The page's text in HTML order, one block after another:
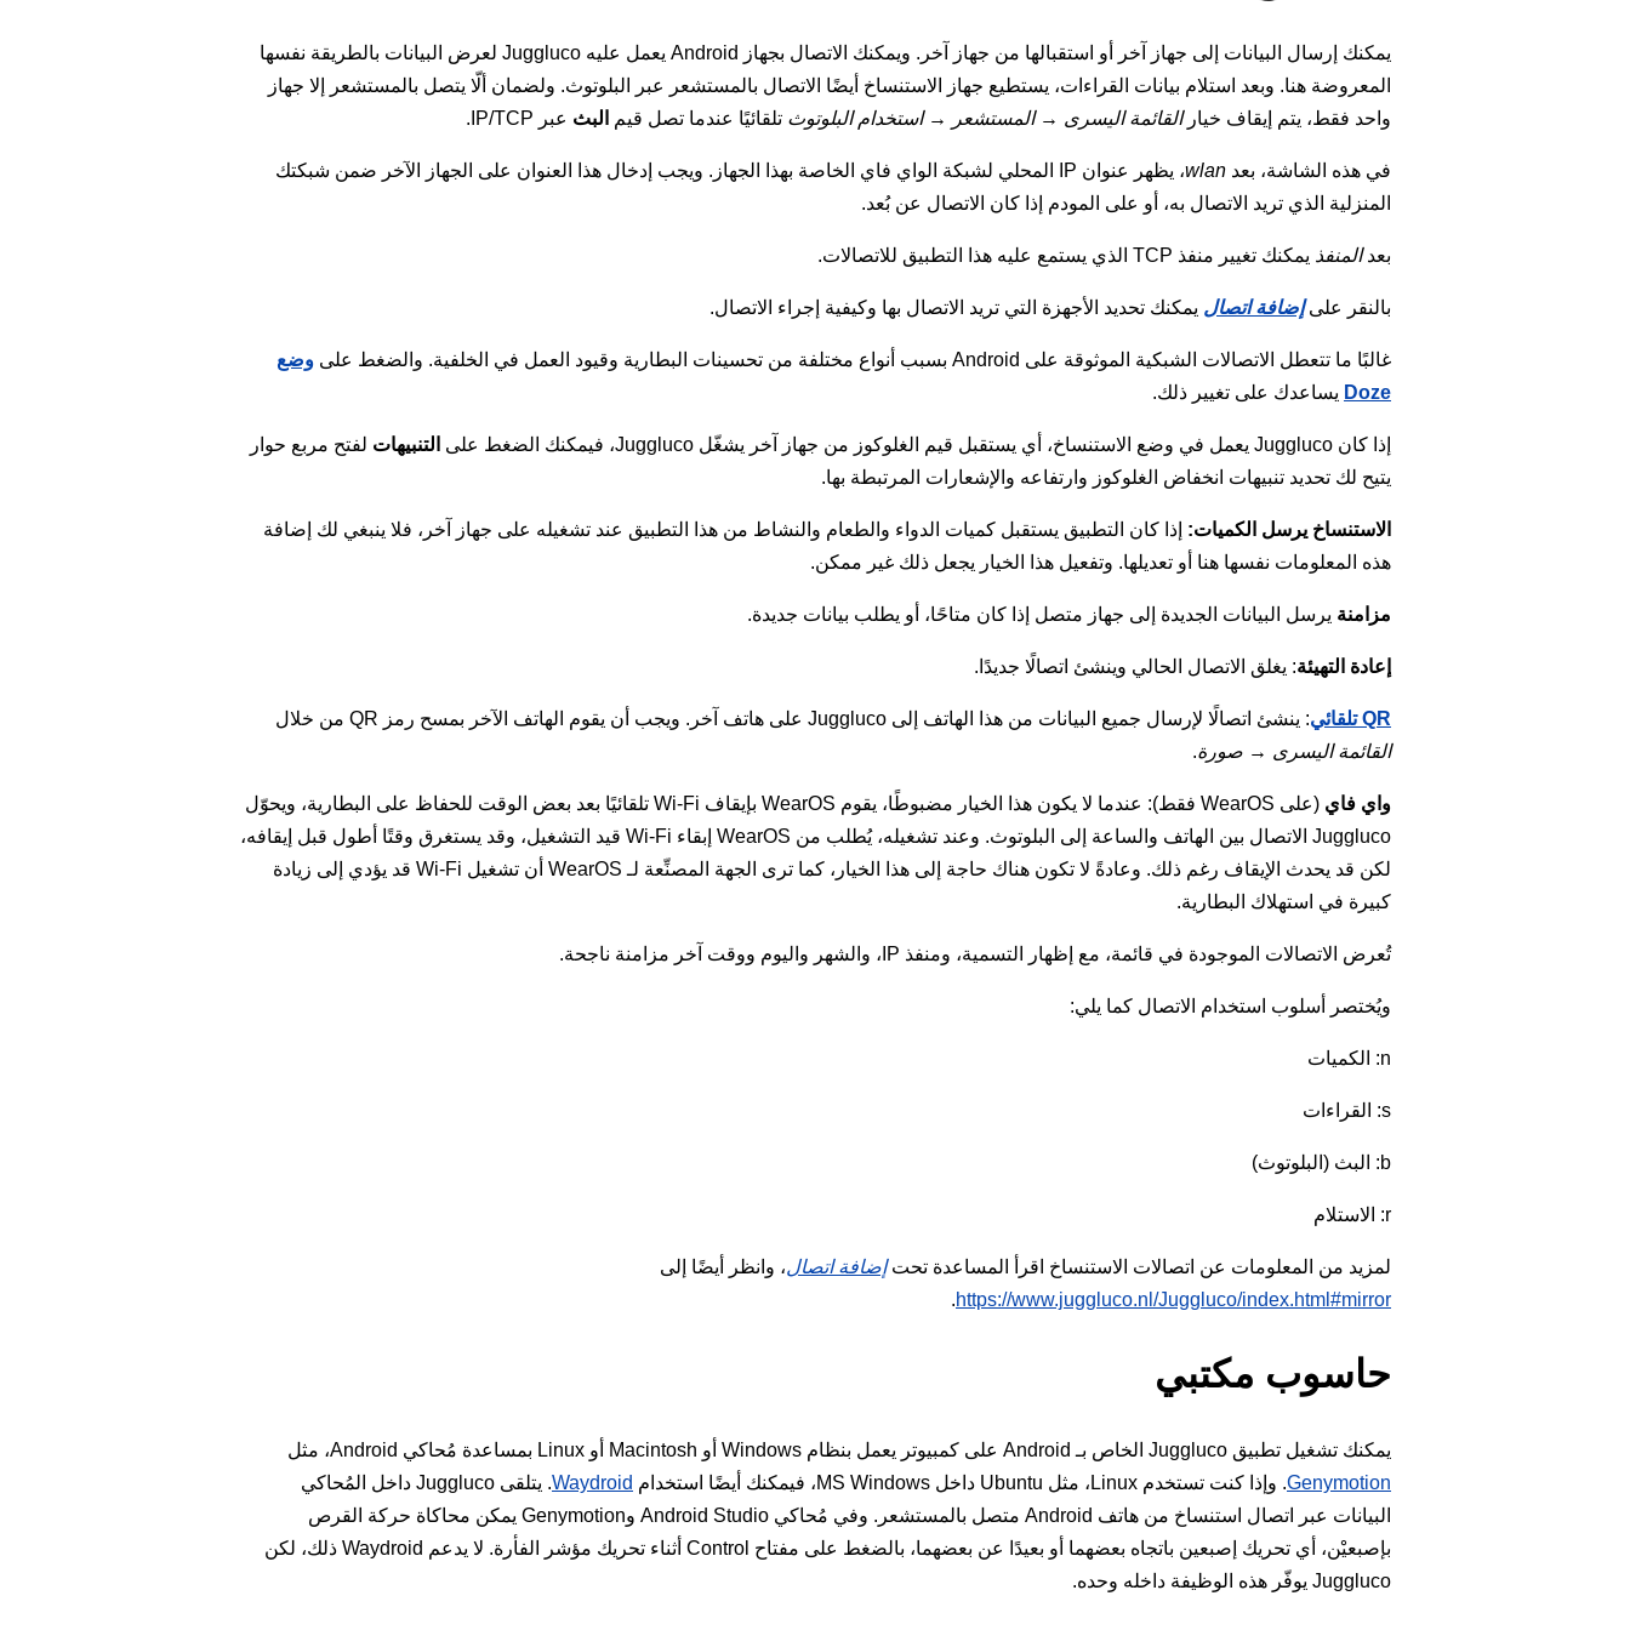
يمكنك إرسال البيانات إلى جهاز آخر أو استقبالها من جهاز آخر. ويمكنك الاتصال بجهاز Android يعمل عليه Juggluco لعرض البيانات بالطريقة نفسها
المعروضة هنا. وبعد استلام بيانات القراءات، يستطيع جهاز الاستنساخ أيضًا الاتصال بالمستشعر عبر البلوتوث. ولضمان ألّا يتصل بالمستشعر إلا جهاز
واحد فقط، يتم إيقاف خيارالقائمة اليسرى → المستشعر → استخدام البلوتوث تلقائيًا عندما تصل قيم البث عبر IP/TCP.
في هذه الشاشة، بعد wlan
، يظهر عنوان IP المحلي لشبكة الواي فاي الخاصة بهذا الجهاز. ويجب إدخال هذا العنوان على الجهاز الآخر ضمن شبكتك
المنزلية الذي تريد الاتصال به، أو على المودم إذا كان الاتصال عن بُعد.
بعدالمنفذ يمكنك تغيير منفذ TCP الذي يستمع عليه هذا التطبيق للاتصالات.
بالنقر علىإضافة اتصال يمكنك تحديد الأجهزة التي تريد الاتصال بها وكيفية إجراء الاتصال.
غالبًا ما تتعطل الاتصالات الشبكية الموثوقة على Android بسبب أنواع مختلفة من تحسينات البطارية وقيود العمل في الخلفية. والضغط على
وضع
Doze يساعدك على تغيير ذلك.
إذا كان Juggluco يعمل في وضع الاستنساخ، أي يستقبل قيم الغلوكوز من جهاز آخر يشغّل Juggluco، فيمكنك الضغط على التنبيهات لفتح مربع حوار
يتيح لك تحديد تنبيهات انخفاض الغلوكوز وارتفاعه والإشعارات المرتبطة بها.
الاستنساخ يرسل الكميات: إذا كان التطبيق يستقبل كميات الدواء والطعام والنشاط من هذا التطبيق عند تشغيله على جهاز آخر، فلا ينبغي لك إضافة
هذه المعلومات نفسها هنا أو تعديلها. وتفعيل هذا الخيار يجعل ذلك غير ممكن.
مزامنة يرسل البيانات الجديدة إلى جهاز متصل إذا كان متاحًا، أو يطلب بيانات جديدة.
إعادة التهيئة: يغلق الاتصال الحالي وينشئ اتصالًا جديدًا.
QR تلقائي
: ينشئ اتصالًا لإرسال جميع البيانات من هذا الهاتف إلى Juggluco على هاتف آخر. ويجب أن يقوم الهاتف الآخر بمسح رمز QR من خلال
القائمة اليسرى → صورة.
واي فاي
(على WearOS فقط): عندما لا يكون هذا الخيار مضبوطًا، يقوم WearOS بإيقاف Wi‑Fi تلقائيًا بعد بعض الوقت للحفاظ على البطارية، ويحوّل
Juggluco الاتصال بين الهاتف والساعة إلى البلوتوث. وعند تشغيله، يُطلب من WearOS إبقاء Wi‑Fi قيد التشغيل، وقد يستغرق وقتًا أطول قبل إيقافه،
لكن قد يحدث الإيقاف رغم ذلك. وعادةً لا تكون هناك حاجة إلى هذا الخيار، كما ترى الجهة المصنِّعة لـ WearOS أن تشغيل Wi‑Fi قد يؤدي إلى زيادة
كبيرة في استهلاك البطارية.
تُعرض الاتصالات الموجودة في قائمة، مع إظهار التسمية، ومنفذ IP، والشهر واليوم ووقت آخر مزامنة ناجحة.
ويُختصر أسلوب استخدام الاتصال كما يلي:
n: الكميات
s: القراءات
b: البث (البلوتوث)
r: الاستلام
لمزيد من المعلومات عن اتصالات الاستنساخ اقرأ المساعدة تحتإضافة اتصال، وانظر أيضًا إلى
https://www.juggluco.nl/Juggluco/index.html#mirror
.
حاسوب مكتبي
يمكنك تشغيل تطبيق Juggluco الخاص بـ Android على كمبيوتر يعمل بنظام Windows أو Macintosh أو Linux بمساعدة مُحاكي Android، مثل
Genymotion. وإذا كنت تستخدم Linux، مثل Ubuntu داخل MS Windows، فيمكنك أيضًا استخدام Waydroid
. يتلقى Juggluco داخل المُحاكي
البيانات عبر اتصال استنساخ من هاتف Android متصل بالمستشعر. وفي مُحاكي Android Studio وGenymotion يمكن محاكاة حركة القرص
بإصبعيْن، أي تحريك إصبعين باتجاه بعضهما أو بعيدًا عن بعضهما، بالضغط على مفتاح Control أثناء تحريك مؤشر الفأرة. لا يدعم Waydroid ذلك، لكن
Juggluco يوفّر هذه الوظيفة داخله وحده.